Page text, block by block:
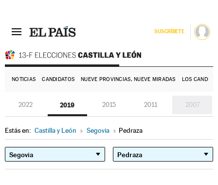
SUSCRÍBETE
NOTICIAS CANDIDATOS NUEVE PROVINCIAS, NUEVE MIRADAS LOS
2022 2019 2015 2011 2007
Estás en: Castilla y León » Segovia » Pedraza